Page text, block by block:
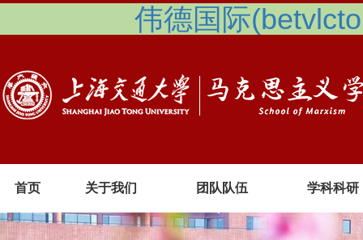
伟德国际
首页 关于我们 团队队伍 学科科研